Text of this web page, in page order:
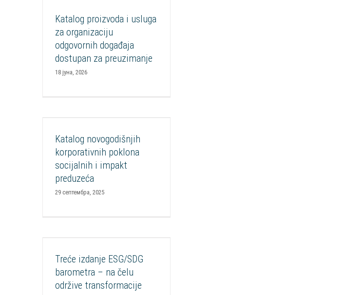
preuzimanje
Aktuelnosti Mediateka
Razvoj socijalnih inovacija SIF
nabavka
Katalog proizvoda i usluga
za organizaciju
odgovornih događaja
dostupan za preuzimanje
18 јуна, 2026
Aktuelnosti Mediateka Publikacije
Razvoj socijalnih inovacija SIF Socijalna
nabavka
Katalog novogodišnjih
korporativnih poklona
socijalnih i impakt
preduzeća
29 септембра, 2025
Aktuelnosti Istraživanja, analize,
publikacije Mediateka Održivost
Publikacije Razvoj CSR
Treće izdanje ESG/SDG
barometra – na čelu
održive transformacije